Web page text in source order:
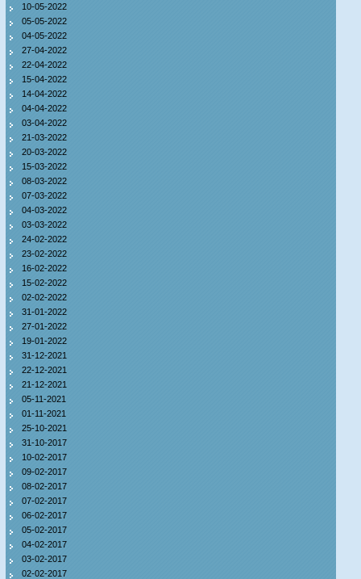
10-05-2022
05-05-2022
04-05-2022
27-04-2022
22-04-2022
15-04-2022
14-04-2022
04-04-2022
03-04-2022
21-03-2022
20-03-2022
15-03-2022
08-03-2022
07-03-2022
04-03-2022
03-03-2022
24-02-2022
23-02-2022
16-02-2022
15-02-2022
02-02-2022
31-01-2022
27-01-2022
19-01-2022
31-12-2021
22-12-2021
21-12-2021
05-11-2021
01-11-2021
25-10-2021
31-10-2017
10-02-2017
09-02-2017
08-02-2017
07-02-2017
06-02-2017
05-02-2017
04-02-2017
03-02-2017
02-02-2017